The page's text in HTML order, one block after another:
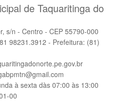
de Taquaritinga do
s/n - Centro - CEP 55790-000
98231.3912 - Prefeitura: (81)
à sexta dàs 07:00 às 13:00
00